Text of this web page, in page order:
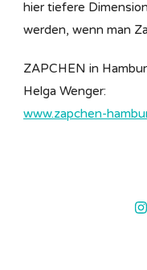
hier tiefere
werden, wenn man
ZAPCHEN in
Helga Wenger:
www.zapchen-